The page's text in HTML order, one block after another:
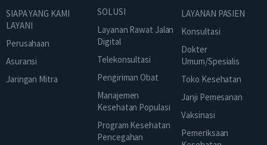
SIAPA YANG KAMI
LAYANI
Perusahaan
Asuransi
Jaringan Mitra
SOLUSI
Layanan Rawat Jalan
Digital
Telekonsultasi
Pengiriman Obat
Manajemen
Kesehatan Populasi
Program Kesehatan
Pencegahan
LAYANAN PASIEN
Konsultasi
Dokter
Umum/Spesialis
Toko Kesehatan
Janji Pemesanan
Vaksinasi
Pemeriksaan